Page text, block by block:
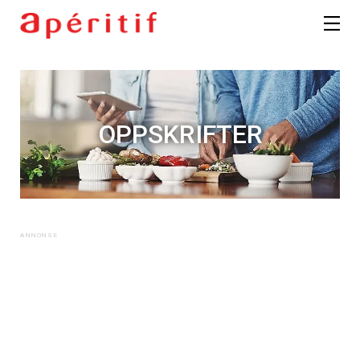
OPPSKRIFTER